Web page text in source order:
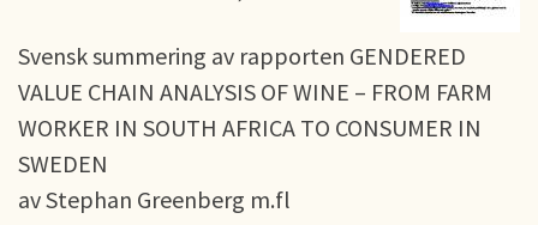
Svensk summering av rapporten GENDERED
VALUE CHAIN ANALYSIS OF WINE – FROM FARM
WORKER IN SOUTH AFRICA TO CONSUMER IN
SWEDEN
av Stephan Greenberg m.fl